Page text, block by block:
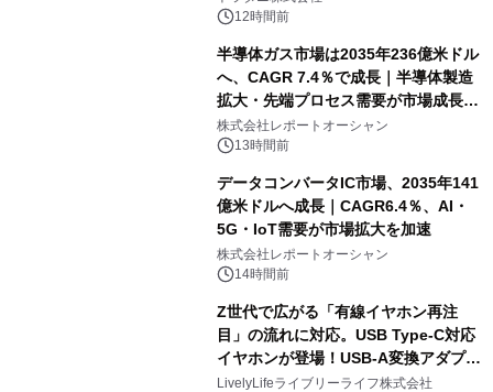
12時間前
半導体ガス市場は2035年236億米ドル
へ、CAGR 7.4％で成長｜半導体製造
拡大・先端プロセス需要が市場成長を
加速
株式会社レポートオーシャン
13時間前
データコンバータIC市場、2035年141
億米ドルへ成長｜CAGR6.4％、AI・
5G・IoT需要が市場拡大を加速
株式会社レポートオーシャン
14時間前
Z世代で広がる「有線イヤホン再注
目」の流れに対応。USB Type-C対応
イヤホンが登場！USB-A変換アダプタ
ー付きでスマホからパソコンまで幅広
LivelyLifeライブリーライフ株式会社